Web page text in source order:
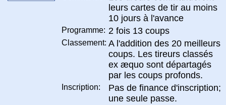
leurs cartes de tir au moins
10 jours à l'avance
Programme: 2 fois 13 coups
Classement: A l'addition des 20 meilleurs
coups. Les tireurs classés
ex æquo sont départagés
par les coups profonds.
Inscription:
Pas de finance d'inscription;
une seule passe.